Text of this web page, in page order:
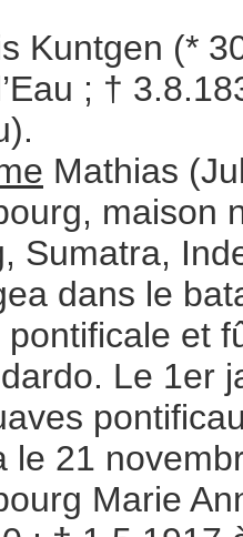
Kuntgen (*
; †
Mathias
maison
Sumatra,
dans le
pontificale et
Le 1er
le 21
Marie